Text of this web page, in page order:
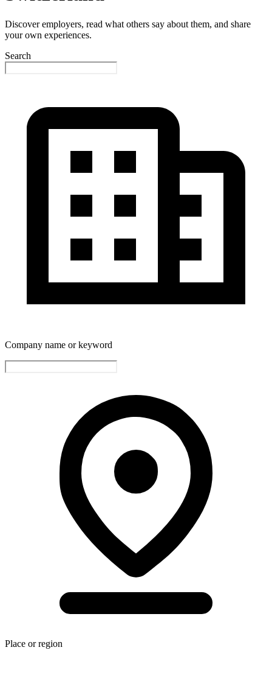
Discover employers, read what others say about them, and share
your own experiences.
Search
Company name or keyword
Place or region